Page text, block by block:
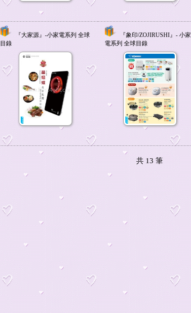
『大家源』-小家電系列 全球
目錄
『象印/ZOJIRUSHI』- 小家
電系列 全球目錄
共 13筆